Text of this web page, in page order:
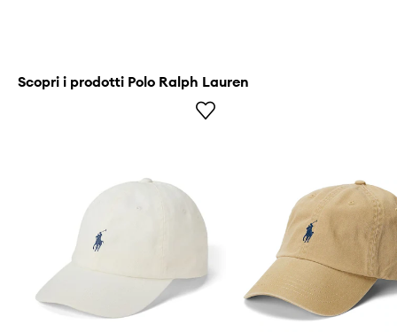
Scopri i prodotti Polo Ralph Lauren